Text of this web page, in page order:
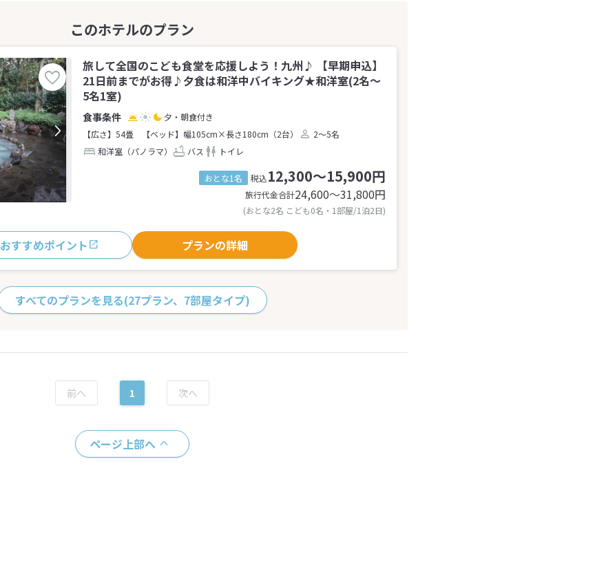
旅して全国のこども食堂を応援しよう！九州♪ 【早期申込】
21日前までがお得♪夕食は和洋中バイキング★和洋室(2名～
5名1室)
夕・朝食付き
【広さ】54畳
【ベッド】幅105cm×長さ180cm（2台）
2～5名
和洋室（パノラマ）
バス トイレ
おとな1名 税込12,300～15,900円
旅行代金合計24,600〜31,800円
(おとな2名 こども0名・1部屋/1泊2日)
おすすめポイント プランの詳細
すべてのプランを見る(27プラン、7部屋タイプ)
1
ページ上部へ